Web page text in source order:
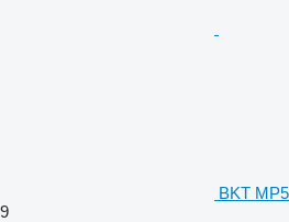
BKT
9